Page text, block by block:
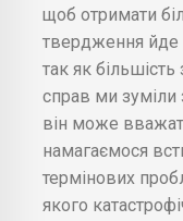
щоб отримати
твердження йде
так як
справ ми зуміли
він може
намагаємося
термінових
якого